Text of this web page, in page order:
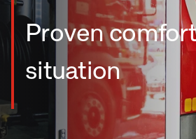
Proven
situation